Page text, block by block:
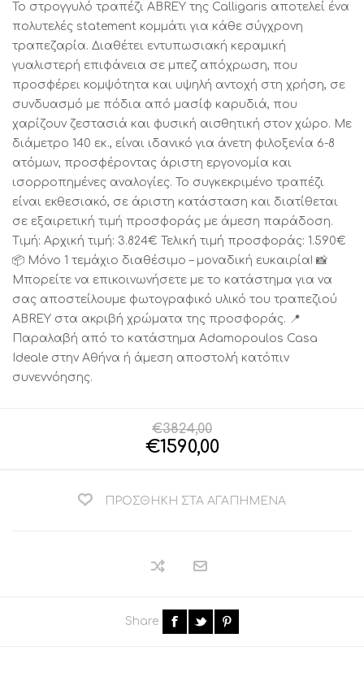
Το στρογγυλό τραπέζι ABREY της Calligaris αποτελεί ένα
πολυτελές statement κομμάτι για κάθε σύγχρονη
τραπεζαρία. Διαθέτει εντυπωσιακή κεραμική
γυαλιστερή επιφάνεια σε μπεζ απόχρωση, που
προσφέρει κομψότητα και υψηλή αντοχή στη χρήση, σε
συνδυασμό με πόδια από μασίφ καρυδιά, που
χαρίζουν ζεστασιά και φυσική αισθητική στον χώρο. Με
διάμετρο 140 εκ., είναι ιδανικό για άνετη φιλοξενία 6-8
ατόμων, προσφέροντας άριστη εργονομία και
ισορροπημένες αναλογίες. Το συγκεκριμένο τραπέζι
είναι εκθεσιακό, σε άριστη κατάσταση και διατίθεται
σε εξαιρετική τιμή προσφοράς με άμεση παράδοση.
Τιμή: Αρχική τιμή: 3.824€ Τελική τιμή προσφοράς: 1.590€
📦 Μόνο 1 τεμάχιο διαθέσιμο – μοναδική ευκαιρία! 📸
Μπορείτε να επικοινωνήσετε με το κατάστημα για να
σας αποστείλουμε φωτογραφικό υλικό του τραπεζιού
ABREY στα ακριβή χρώματα της προσφοράς. 📍
Παραλαβή από το κατάστημα Adamopoulos Casa
Ideale στην Αθήνα ή άμεση αποστολή κατόπιν
συνεννόησης.
€3824,00
€1590,00
ΠΡΟΣΘΉΚΗ ΣΤΑ ΑΓΑΠΗΜΈΝΑ
Share